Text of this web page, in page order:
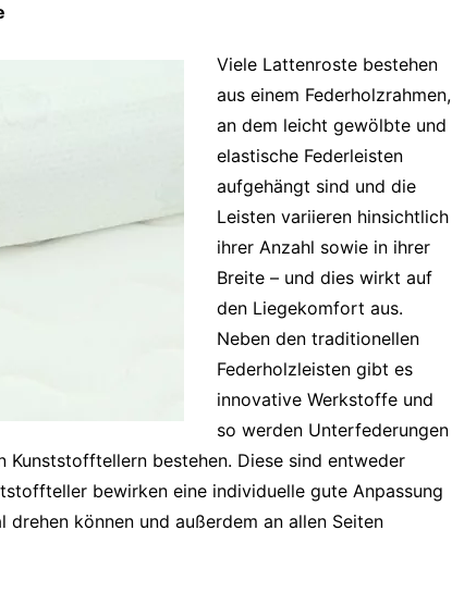
Viele Lattenroste bestehen
aus einem Federholzrahmen,
an dem leicht gewölbte und
elastische Federleisten
aufgehängt sind und die
Leisten variieren hinsichtlich
ihrer Anzahl sowie in ihrer
Breite – und dies wirkt auf
den Liegekomfort aus.
Neben den traditionellen
Federholzleisten gibt es
innovative Werkstoffe und
so werden Unterfederungen
Kunststofftellern bestehen. Diese sind entweder
bewirken eine individuelle gute Anpassung
können und außerdem an allen Seiten